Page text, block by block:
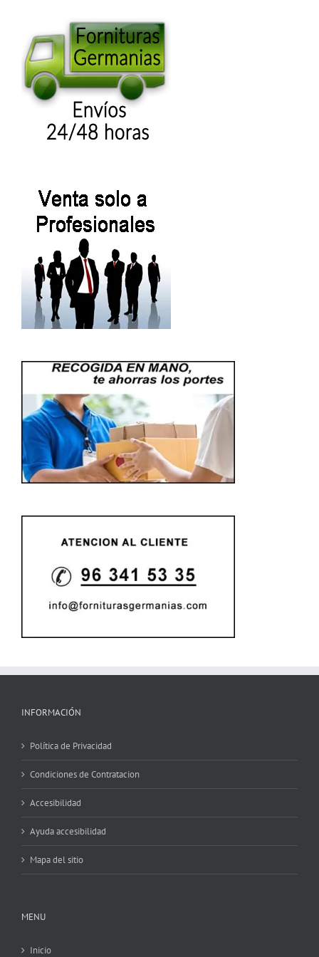
INFORMACIÓN
Política de Privacidad
Condiciones de Contratacion
Accesibilidad
Ayuda accesibilidad
Mapa del sitio
MENU
Inicio